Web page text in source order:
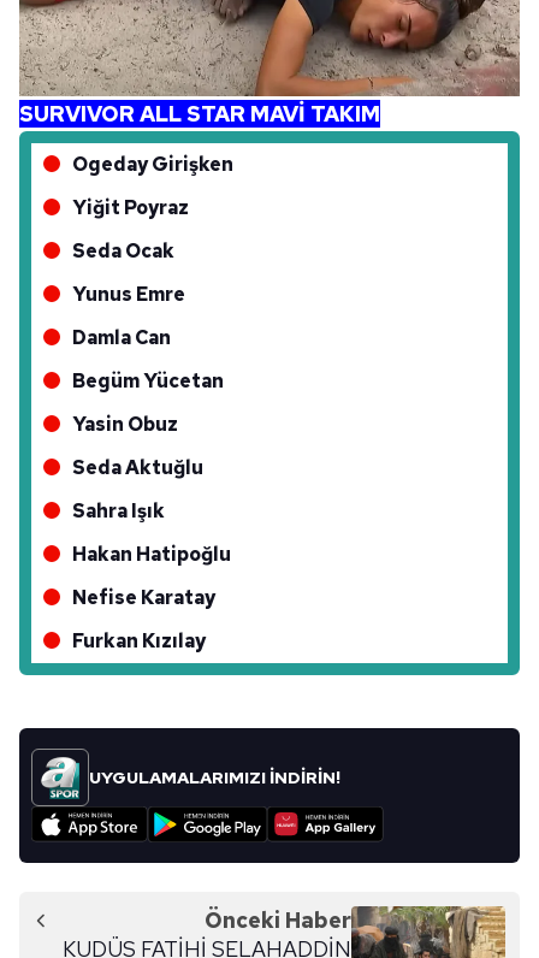
reklam/pazarlama faaliyetlerinin yapılması, amaçlarıyla
sınırlı olarak açık rızanız dahilinde kullanılacaktır.
Çerezlere ilişkin tercihlerinizi aşağıda yer alan panel
vasıtasıyla belirleyebilirsiniz. Çerezlere ilişkin detaylı bilgi
için Ayarlar butonuna tıklayabilir,
6698 sayılı Kişisel Verilerin Korunması Kanunu uyarınca
ilgili mevzuata uygun olarak kullanılan çerezlerle ilgili bilgi
almak için lütfentıklayınız
SURVIVOR ALL STAR MAVİ TAKIM
Ogeday Girişken
Yiğit Poyraz
Seda Ocak
Yunus Emre
Damla Can
Begüm Yücetan
Yasin Obuz
Seda Aktuğlu
Sahra Işık
Hakan Hatipoğlu
Nefise Karatay
Furkan Kızılay
UYGULAMALARIMIZI İNDİRİN!
Önceki Haber
KUDÜS FATİHİ SELAHADDİN